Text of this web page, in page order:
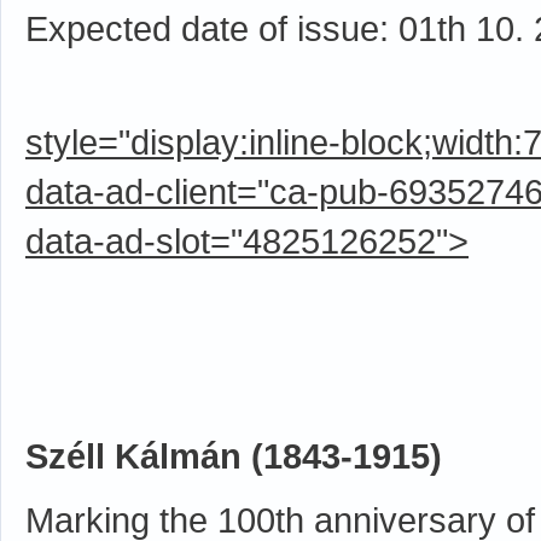
Expected date of issue: 01th 10.
style="display:inline-
data-ad-client="ca-pub-
data-ad-slot="4825126252">
Széll Kálmán (1843-1915)
Marking the 100th anniversary